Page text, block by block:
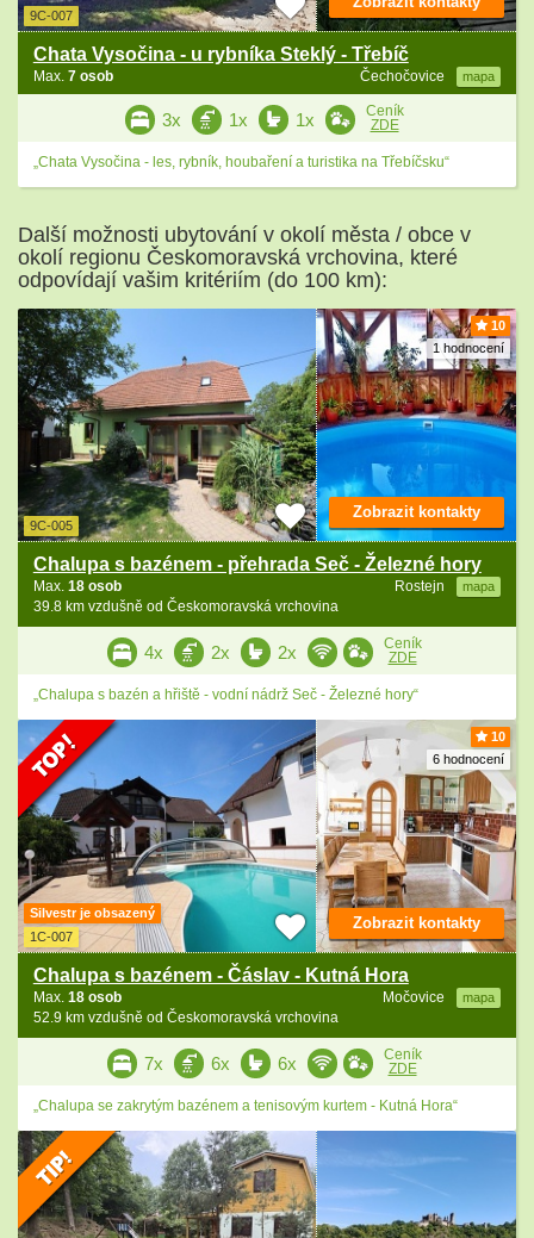
9C-007
Chata Vysočina - u rybníka Steklý - Třebíč
Čechočovice mapa
Max. 7 osob
3x 1x 1x
Ceník
ZDE
„Chata Vysočina - les, rybník, houbaření a turistika na Třebíčsku“
Další možnosti ubytování v okolí města / obce v
okolí regionu Českomoravská vrchovina, které
odpovídají vašim kritériím (do 100 km):
10
1 hodnocení
9C-005
Chalupa s bazénem - přehrada Seč - Železné hory
Rostejn mapa
Max. 18 osob
39.8 km vzdušně od Českomoravská vrchovina
Zobrazit kontakty
4x 2x 2x
Ceník
ZDE
„Chalupa s bazén a hřiště - vodní nádrž Seč - Železné hory“
10
6 hodnocení
Silvestr je obsazený
1C-007
Chalupa s bazénem - Čáslav - Kutná Hora
Močovice mapa
Max. 18 osob
52.9 km vzdušně od Českomoravská vrchovina
Zobrazit kontakty
7x 6x 6x
Ceník
ZDE
„Chalupa se zakrytým bazénem a tenisovým kurtem - Kutná Hora“